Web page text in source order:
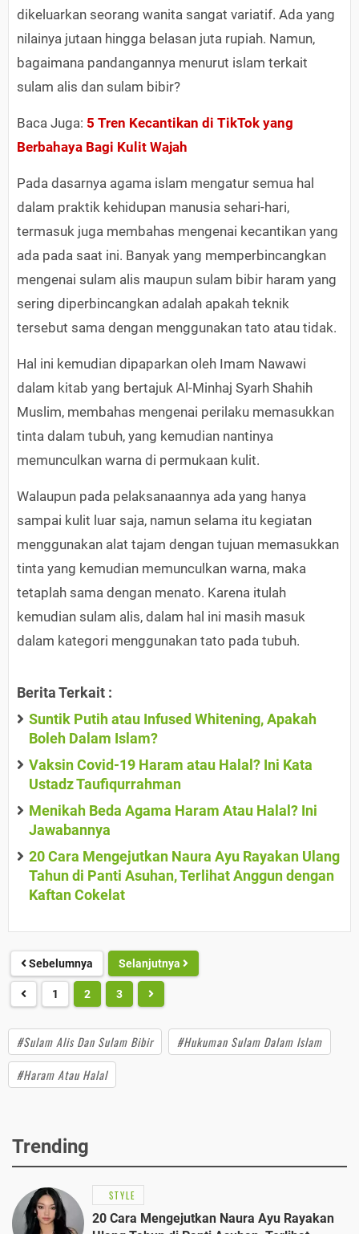
dikeluarkan seorang wanita sangat variatif. Ada yang
nilainya jutaan hingga belasan juta rupiah. Namun,
bagaimana pandangannya menurut islam terkait
sulam alis dan sulam bibir?
Baca Juga: 5 Tren Kecantikan di TikTok yang
Berbahaya Bagi Kulit Wajah
Pada dasarnya agama islam mengatur semua hal
dalam praktik kehidupan manusia sehari-hari,
termasuk juga membahas mengenai kecantikan yang
ada pada saat ini. Banyak yang memperbincangkan
mengenai sulam alis maupun sulam bibir haram yang
sering diperbincangkan adalah apakah teknik
tersebut sama dengan menggunakan tato atau tidak.
Hal ini kemudian dipaparkan oleh Imam Nawawi
dalam kitab yang bertajuk Al-Minhaj Syarh Shahih
Muslim, membahas mengenai perilaku memasukkan
tinta dalam tubuh, yang kemudian nantinya
memunculkan warna di permukaan kulit.
Walaupun pada pelaksanaannya ada yang hanya
sampai kulit luar saja, namun selama itu kegiatan
menggunakan alat tajam dengan tujuan memasukkan
tinta yang kemudian memunculkan warna, maka
tetaplah sama dengan menato. Karena itulah
kemudian sulam alis, dalam hal ini masih masuk
dalam kategori menggunakan tato pada tubuh.
Berita Terkait :
Suntik Putih atau Infused Whitening, Apakah
Boleh Dalam Islam?
Vaksin Covid-19 Haram atau Halal? Ini Kata
Ustadz Taufiqurrahman
Menikah Beda Agama Haram Atau Halal? Ini
Jawabannya
20 Cara Mengejutkan Naura Ayu Rayakan Ulang
Tahun di Panti Asuhan, Terlihat Anggun dengan
Kaftan Cokelat
Sebelumnya Selanjutnya
1 2 3
#Sulam Alis Dan Sulam Bibir
#Hukuman Sulam Dalam Islam
#Haram Atau Halal
Trending
STYLE
20 Cara Mengejutkan Naura Ayu Rayakan